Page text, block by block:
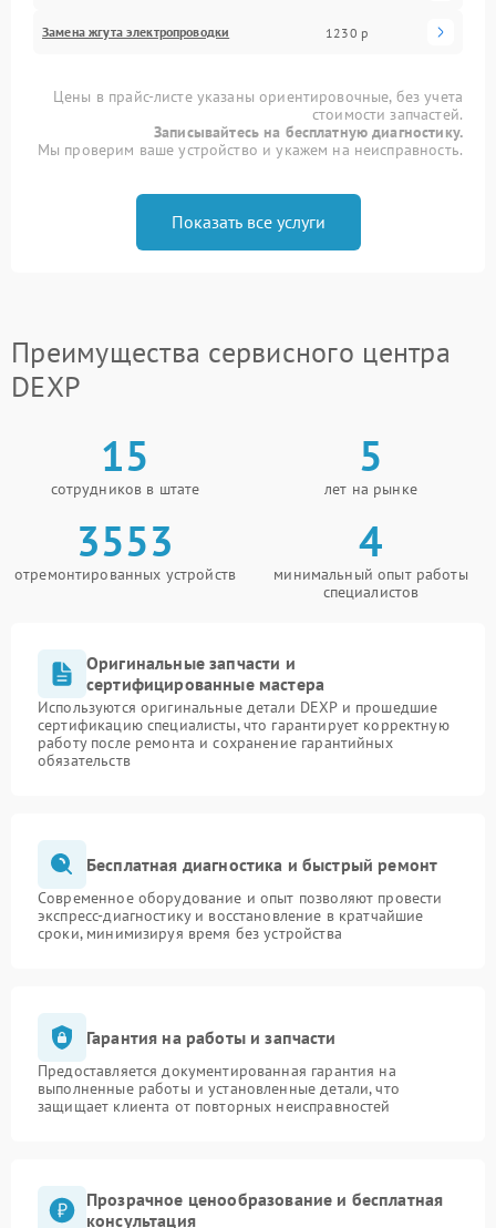
Замена жгута электропроводки 1230 р
Цены в прайс-листе указаны ориентировочные, без учета
стоимости запчастей.
Записывайтесь на бесплатную диагностику.
Мы проверим ваше устройство и укажем на неисправность.
Показать все услуги
Преимущества сервисного центра
DEXP
15
сотрудников в штате
5
лет на рынке
3553
отремонтированных устройств
4
минимальный опыт работы
специалистов
Оригинальные запчасти и
сертифицированные мастера
Используются оригинальные детали DEXP и прошедшие
сертификацию специалисты, что гарантирует корректную
работу после ремонта и сохранение гарантийных
обязательств
Бесплатная диагностика и быстрый ремонт
Современное оборудование и опыт позволяют провести
экспресс-диагностику и восстановление в кратчайшие
сроки, минимизируя время без устройства
Гарантия на работы и запчасти
Предоставляется документированная гарантия на
выполненные работы и установленные детали, что
защищает клиента от повторных неисправностей
Прозрачное ценообразование и бесплатная
консультация